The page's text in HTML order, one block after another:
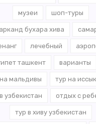
музеи шоп-туры
бухара хива
лечебный
ташкент варианты
мальдивы тур на
узбекистан отдых с
тур в хиву узбекистан